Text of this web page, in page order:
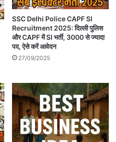
SSC Delhi Police CAPF SI
Recruitment 2025: दिल्ली पुलिस
और CAPF में SI भर्ती, 3000 से ज्यादा
पद, ऐसे करें आवेदन
27/09/2025